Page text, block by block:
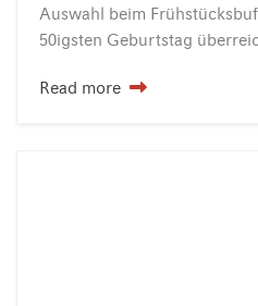
Auswahl beim
Read more